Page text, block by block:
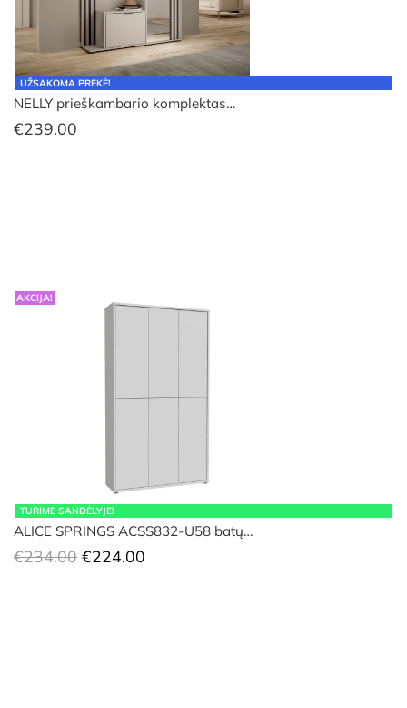
UŽSAKOMA PREKĖ!
NELLY prieškambario komplektas…
€239.00
AKCIJA!
TURIME SANDĖLYJE!
ALICE SPRINGS ACSS832-U58 batų…
€234.00 Original
€224.00